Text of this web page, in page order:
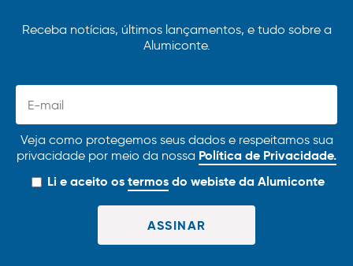
Receba notícias, últimos lançamentos, e tudo sobre a
Alumiconte.
Veja como protegemos seus dados e respeitamos sua
privacidade por meio da nossa Política de Privacidade.
Li e aceito ostermosdo webiste da Alumiconte